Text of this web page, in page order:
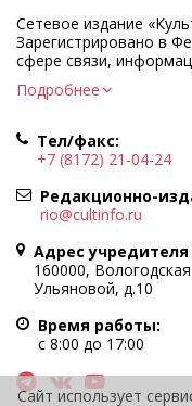
Сетевое издание
Зарегистрировано в
сфере связи,
коммуникаций.
Регистрационный
Учредитель КУ ВО
культуры»
Адрес учредителя и
Вологда, ул. Марии
Главный редактор —
Политика в
При полном или
портала гиперссылка
Редакция не несет
информации,
12+
Подробнее
Тел/факс:
+7 (8172) 21-04-24
Редакционно-
rio@cultinfo.ru
Адрес
160000,
Ульяновой, д.10
Время работы:
с 8:00 до 17:00
Сайт использует